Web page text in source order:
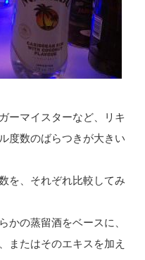
ーマイスターなど、リキ
度数のばらつきが大きい
を、それぞれ比較してみ
かの蒸留酒をベースに、
またはそのエキスを加え